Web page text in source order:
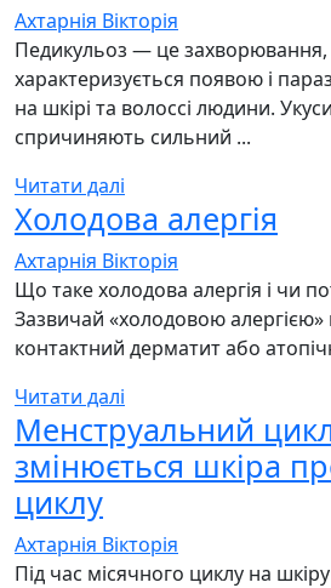
Ахтарнія Вікторія
Педикульоз — це захворювання,
характеризується появою і
на шкірі та волоссі людини.
спричиняють сильний ...
Читати далі
Холодова алергія
Ахтарнія Вікторія
Що таке холодова алергія і чи
Зазвичай «холодовою
контактний дерматит або
Читати далі
Менструальний
змінюється шкіра
циклу
Ахтарнія Вікторія
Під час місячного циклу на